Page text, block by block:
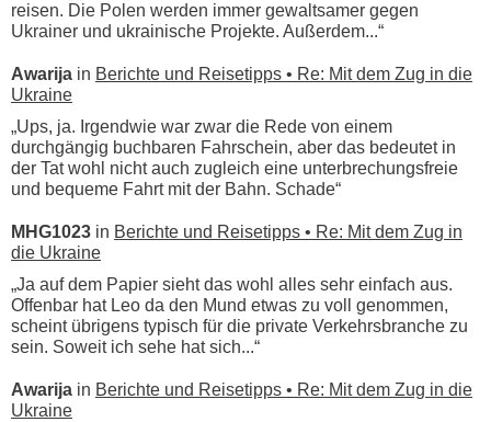
reisen. Die Polen werden immer gewaltsamer gegen
Ukrainer und ukrainische Projekte. Außerdem...“
Awarija in Berichte und Reisetipps • Re: Mit dem Zug in die
Ukraine
„Ups, ja. Irgendwie war zwar die Rede von einem
durchgängig buchbaren Fahrschein, aber das bedeutet in
der Tat wohl nicht auch zugleich eine unterbrechungsfreie
und bequeme Fahrt mit der Bahn. Schade“
MHG1023 in Berichte und Reisetipps • Re: Mit dem Zug in
die Ukraine
„Ja auf dem Papier sieht das wohl alles sehr einfach aus.
Offenbar hat Leo da den Mund etwas zu voll genommen,
scheint übrigens typisch für die private Verkehrsbranche zu
sein. Soweit ich sehe hat sich...“
Awarija in Berichte und Reisetipps • Re: Mit dem Zug in die
Ukraine